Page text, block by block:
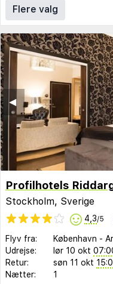
Flere valg
◀︎
Profilhotels
Stockholm, Sverige
4,3/5
Flyv fra: København -
Udrejse:
lør 10 okt
Retur:
søn 11 okt
Nætter:
1